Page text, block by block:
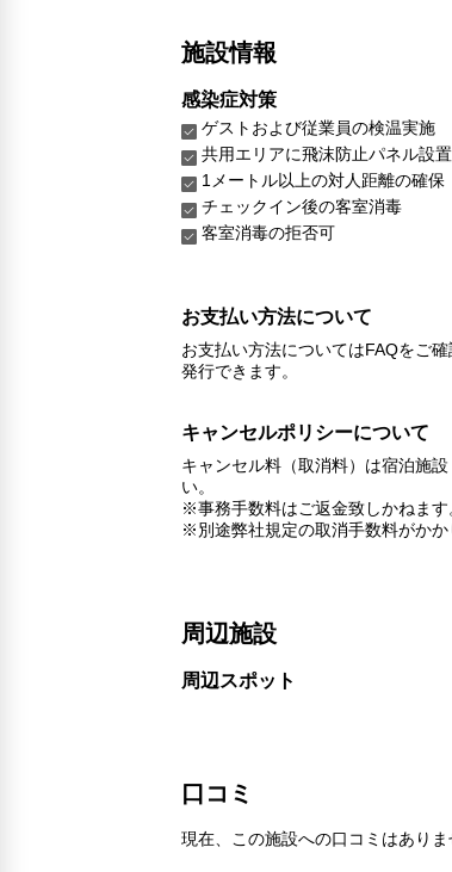
施設情報
感染症対策
ゲストおよび従業員の検温実施
共用エリアに飛沫防止パネル設置
1メートル以上の対人距離の確保
チェックイン後の客室消毒
客室消毒の拒否可
お支払い方法について
お支払い方法についてはFAQをご
発行できます。
キャンセルポリシーについて
キャンセル料（取消料）は宿泊施
い。
※事務手数料はご返金致しかねます
※別途弊社規定の取消手数料がかか
周辺施設
周辺スポット
口コミ
現在、この施設への口コミはありま